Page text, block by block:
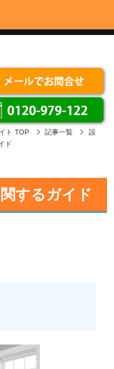
ト TOP 記事一覧
設
ド
するガイド